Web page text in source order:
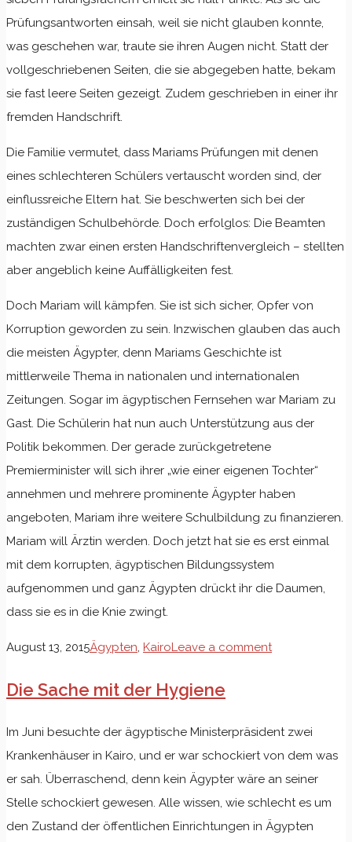
Prüfungsantworten einsah, weil sie nicht glauben konnte,
was geschehen war, traute sie ihren Augen nicht. Statt der
vollgeschriebenen Seiten, die sie abgegeben hatte, bekam
sie fast leere Seiten gezeigt. Zudem geschrieben in einer ihr
fremden Handschrift.
Die Familie vermutet, dass Mariams Prüfungen mit denen
eines schlechteren Schülers vertauscht worden sind, der
einflussreiche Eltern hat. Sie beschwerten sich bei der
zuständigen Schulbehörde. Doch erfolglos: Die Beamten
machten zwar einen ersten Handschriftenvergleich – stellten
aber angeblich keine Auffälligkeiten fest.
Doch Mariam will kämpfen. Sie ist sich sicher, Opfer von
Korruption geworden zu sein. Inzwischen glauben das auch
die meisten Ägypter, denn Mariams Geschichte ist
mittlerweile Thema in nationalen und internationalen
Zeitungen. Sogar im ägyptischen Fernsehen war Mariam zu
Gast. Die Schülerin hat nun auch Unterstützung aus der
Politik bekommen. Der gerade zurückgetretene
Premierminister will sich ihrer „wie einer eigenen Tochter“
annehmen und mehrere prominente Ägypter haben
angeboten, Mariam ihre weitere Schulbildung zu finanzieren.
Mariam will Ärztin werden. Doch jetzt hat sie es erst einmal
mit dem korrupten, ägyptischen Bildungssystem
aufgenommen und ganz Ägypten drückt ihr die Daumen,
dass sie es in die Knie zwingt.
August 13, 2015Ägypten KairoLeave a comment
Die Sache mit der Hygiene
Im Juni besuchte der ägyptische Ministerpräsident zwei
Krankenhäuser in Kairo, und er war schockiert von dem was
er sah. Überraschend, denn kein Ägypter wäre an seiner
Stelle schockiert gewesen. Alle wissen, wie schlecht es um
den Zustand der öffentlichen Einrichtungen in Ägypten